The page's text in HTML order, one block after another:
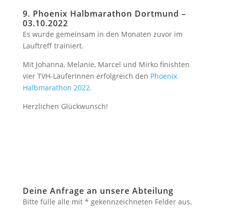
9. Phoenix Halbmarathon Dortmund –
03.10.2022
Es wurde gemeinsam in den Monaten zuvor im
Lauftreff trainiert.
Mit Johanna, Melanie, Marcel und Mirko finishten
vier TVH-LäuferInnen erfolgreich den Phoenix
Halbmarathon 2022.
Herzlichen Glückwunsch!
Deine Anfrage an unsere Abteilung
Bitte fülle alle mit * gekennzeichneten Felder aus.